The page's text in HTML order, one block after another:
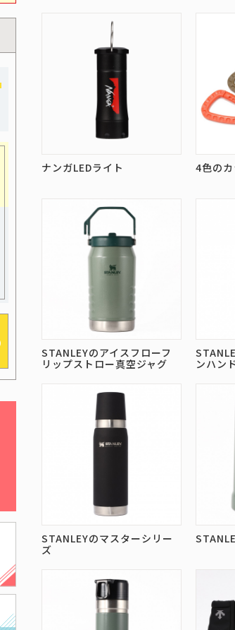
ナンガLEDライト 4色の
STANLEYのアイスフローフ
リップストロー真空ジャグ
ンハン
STANLEYのマスターシリー
ズ